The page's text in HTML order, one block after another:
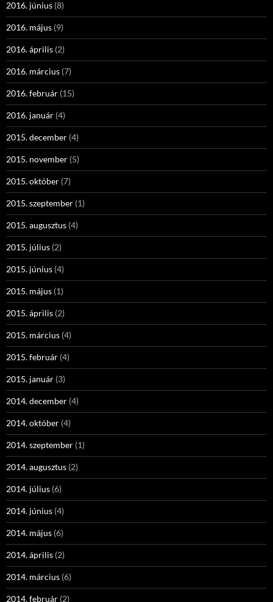
2016. június (8)
2016. május (9)
2016. április (2)
2016. március (7)
2016. február (15)
2016. január (4)
2015. december (4)
2015. november (5)
2015. október (7)
2015. szeptember (1)
2015. augusztus (4)
2015. július (2)
2015. június (4)
2015. május (1)
2015. április (2)
2015. március (4)
2015. február (4)
2015. január (3)
2014. december (4)
2014. október (4)
2014. szeptember (1)
2014. augusztus (2)
2014. július (6)
2014. június (4)
2014. május (6)
2014. április (2)
2014. március (6)
2014. február (2)